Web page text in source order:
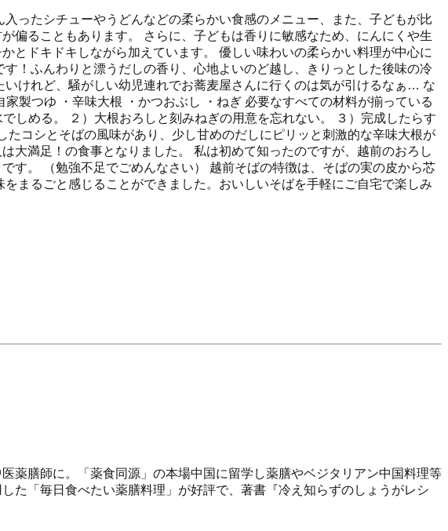
ったシチューやうどんなどの柔らかい食感のメニュー、また、子どもが比
偏ることもあります。 さらに、子どもは香りに敏感なため、にんにくや生
とドキドキしながら加えています。 優しい味わいの柔らかい料理が中心に
！ふんわりと漂うだしの香り、心地よいのど越し、きりっとした後味の冷
けれど、騒がしい幼児連れでお蕎麦屋さんに行くのは気が引けるなぁ… な
製つゆ ・辛味大根 ・かつおぶし ・ねぎ 必要なすべての材料が揃っている
しめる。 ２）大根おろしと刻みねぎの用意を忘れない。 ３）完成したらす
コシとそばの風味があり、少し甘めのだしにピリッと刺激的な辛味大根が
大満足！の食事となりました。 私は初めて知ったのですが、越前のおろし
す。 （勉強不足でごめんなさい） 越前そばの特徴は、そばの実の皮から芯
まるごと感じることができました。おいしいそばを手軽にご自宅で楽しみ
薬膳師に。「薬食同源」の本場中国に留学し薬膳やベジタリアン中国料理等
た「毎日食べたい薬膳料理」が好評で、著書『冷え知らずのしょうがレシ